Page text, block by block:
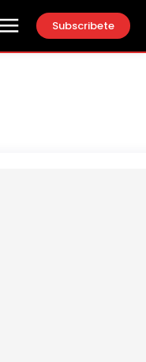
Subscribete